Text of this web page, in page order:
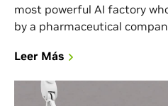
most powerful AI factory
by a pharmaceutical
Leer Más